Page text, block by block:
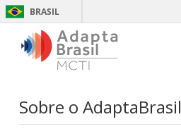
BRASIL
Sobre o AdaptaBrasil